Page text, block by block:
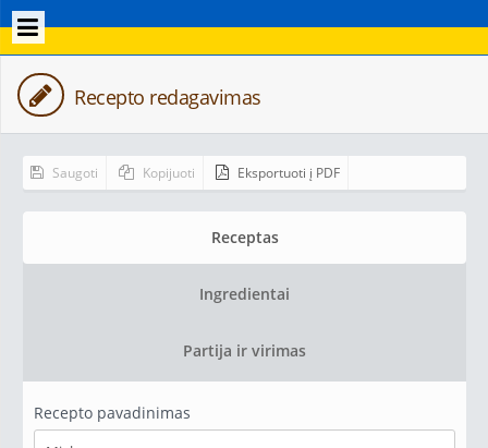
Recepto redagavimas
Saugoti Kopijuoti Eksportuoti į PDF
Receptas
Ingredientai
Partija ir virimas
Recepto pavadinimas